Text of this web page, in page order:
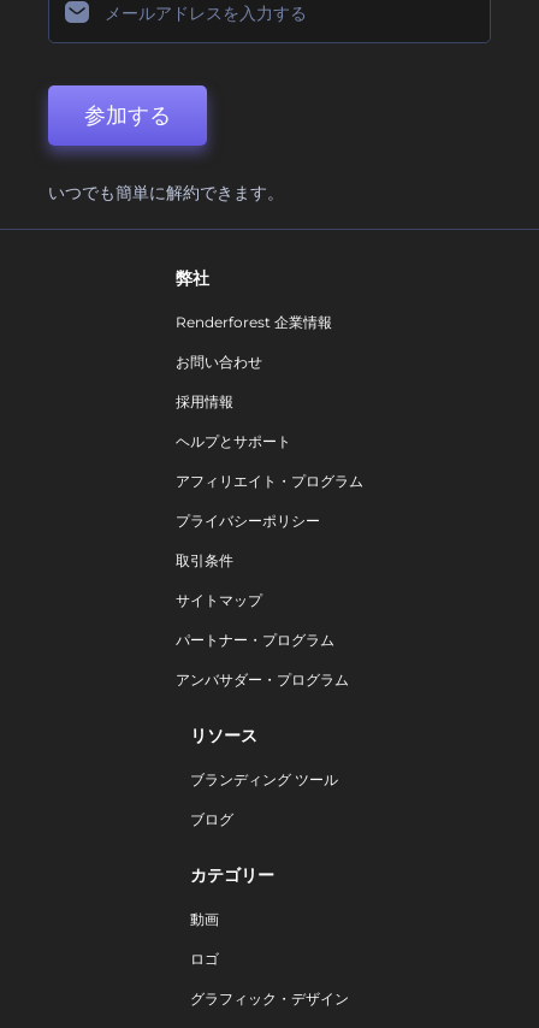
参加する
いつでも簡単に解約できます。
弊社
Renderforest 企業情報
お問い合わせ
採用情報
ヘルプとサポート
アフィリエイト・プログラム
プライバシーポリシー
取引条件
サイトマップ
パートナー・プログラム
アンバサダー・プログラム
リソース
ブランディング ツール
ブログ
カテゴリー
動画
ロゴ
グラフィック・デザイン